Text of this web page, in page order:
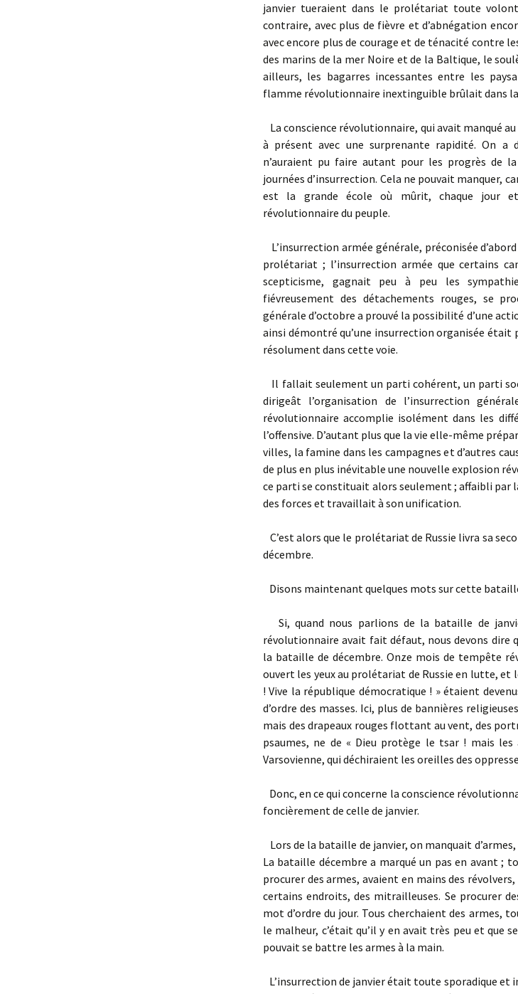
janvier tueraient dans le prolétariat toute
contraire, avec plus de fièvre et d’abnégation
avec encore plus de courage et de ténacité contre
des marins de la mer Noire et de la Baltique, le
ailleurs, les bagarres incessantes entre les
flamme révolutionnaire inextinguible brûlait dans
La conscience révolutionnaire, qui avait manqué
à présent avec une surprenante rapidité. On a
n’auraient pu faire autant pour les progrès de
journées d’insurrection. Cela ne pouvait manquer,
est la grande école où mûrit, chaque jour
révolutionnaire du peuple.
L’insurrection armée générale, préconisée
prolétariat ; l’insurrection armée que certains
scepticisme, gagnait peu à peu les
fiévreusement des détachements rouges, se
générale d’octobre a prouvé la possibilité d’une
ainsi démontré qu’une insurrection organisée était
résolument dans cette voie.
Il fallait seulement un parti cohérent, un parti
dirigeât l’organisation de l’insurrection
révolutionnaire accomplie isolément dans les
l’offensive. D’autant plus que la vie elle-même
villes, la famine dans les campagnes et d’autres
de plus en plus inévitable une nouvelle explosion
ce parti se constituait alors seulement ; affaibli par
des forces et travaillait à son unification.
C’est alors que le prolétariat de Russie livra sa
décembre.
Disons maintenant quelques mots sur cette
Si, quand nous parlions de la bataille de
révolutionnaire avait fait défaut, nous devons dire
la bataille de décembre. Onze mois de tempête
ouvert les yeux au prolétariat de Russie en lutte, et
! Vive la république démocratique ! » étaient
d’ordre des masses. Ici, plus de bannières
mais des drapeaux rouges flottant au vent, des
psaumes, ne de « Dieu protège le tsar ! mais
Varsovienne, qui déchiraient les oreilles des
Donc, en ce qui concerne la conscience
foncièrement de celle de janvier.
Lors de la bataille de janvier, on manquait
La bataille décembre a marqué un pas en avant ;
procurer des armes, avaient en mains des
certains endroits, des mitrailleuses. Se procurer
mot d’ordre du jour. Tous cherchaient des armes,
le malheur, c’était qu’il y en avait très peu et que
pouvait se battre les armes à la main.
L’insurrection de janvier était toute sporadique et